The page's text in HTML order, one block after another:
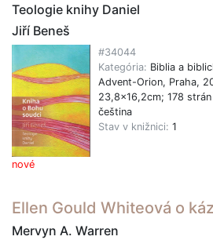
Teologie knihy Daniel
Jiří Beneš
nové
#34044
Kategória: Biblia a
Advent-Orion, Praha,
23,8x16,2cm; 178 strán
čeština
Stav v knižnici: 1
Ellen Gould Whiteová o
Mervyn A. Warren